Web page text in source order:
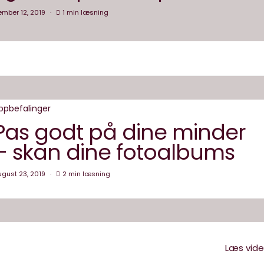
12, 2019 1 min læsning
godt på dine minder
skan dine fotoalbums
23, 2019 2 min læsning
Læs